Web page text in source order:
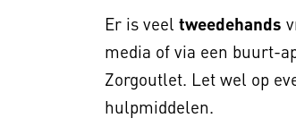
Er is veel tweedehands
media of via een buurt-
Zorgoutlet. Let wel op
hulpmiddelen.